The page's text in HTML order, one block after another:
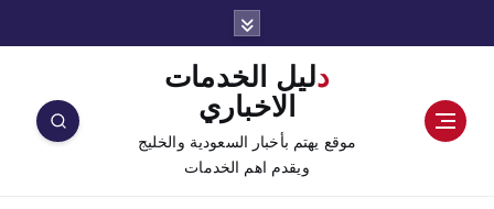
دليل الخدمات
الاخباري
موقع يهتم بأخبار السعودية والخليج
ويقدم اهم الخدمات